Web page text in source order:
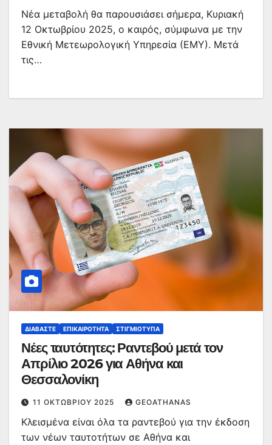
Νέα μεταβολή θα παρουσιάσει σήμερα, Κυριακή
12 Οκτωβρίου 2025, ο καιρός, σύμφωνα με την
Εθνική Μετεωρολογική Υπηρεσία (ΕΜΥ). Μετά
τις…
ΔΙΑΒΆΣΤΕ ΕΠΙΚΑΙΡΌΤΗΤΑ ΣΤΙΓΜΙΌΤΥΠΑ
Νέες ταυτότητες: Ραντεβού μετά τον
Απρίλιο 2026 για Αθήνα και
Θεσσαλονίκη
11 ΟΚΤΩΒΡΊΟΥ 2025 GEOATHANAS
Κλεισμένα είναι όλα τα ραντεβού για την έκδοση
των νέων ταυτοτήτων σε Αθήνα και